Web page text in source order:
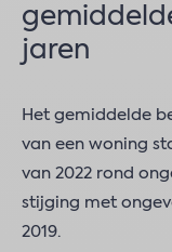
jaren
Het gemiddelde
van een woning
van 2022 rond
stijging met
2019.